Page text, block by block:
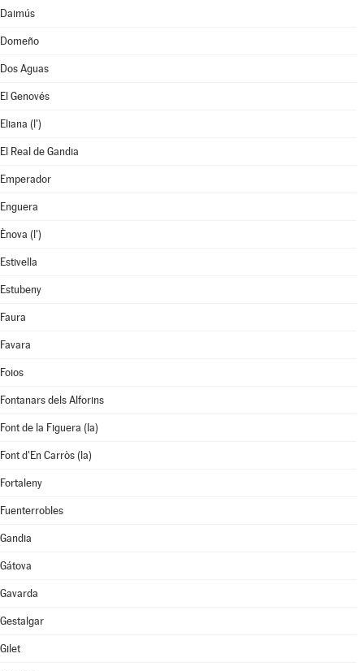
Daimús
Domeño
Dos Aguas
El Genovés
Eliana (l')
El Real de Gandia
Emperador
Enguera
Ènova (l')
Estivella
Estubeny
Faura
Favara
Foios
Fontanars dels Alforins
Font de la Figuera (la)
Font d'En Carròs (la)
Fortaleny
Fuenterrobles
Gandia
Gátova
Gavarda
Gestalgar
Gilet